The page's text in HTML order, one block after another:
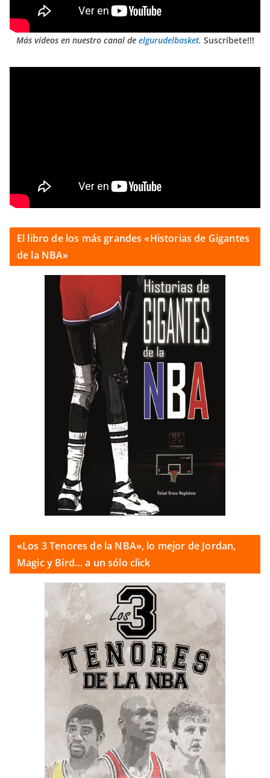
Más vídeos en nuestro canal de elgurudelbasket. Suscríbete!!!
El libro de los más grandes «Historias de Gigantes
de la NBA»
«Los 3 Tenores de la NBA», lo mejor de Jordan,
Magic y Bird… a un sólo click